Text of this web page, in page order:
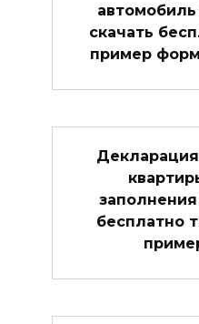
скачать
пример
заполнения
бесплатно